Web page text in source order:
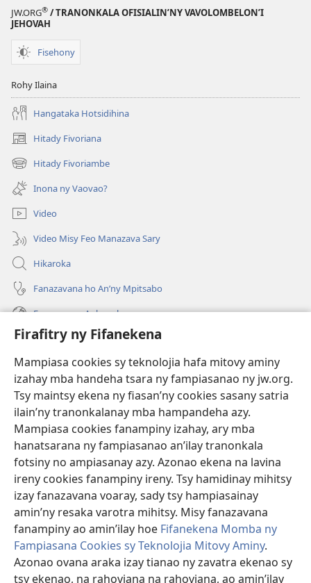
Firafitry ny Fifanekena
Mampiasa cookies sy teknolojia hafa mitovy aminy
izahay mba handeha tsara ny fampiasanao ny jw.org.
Tsy maintsy ekena ny fiasan’ny cookies sasany satria
ilain’ny tranonkalanay mba hampandeha azy.
Mampiasa cookies fanampiny izahay, ary mba
hanatsarana ny fampiasanao an’ilay tranonkala
fotsiny no ampiasanay azy. Azonao ekena na lavina
ireny cookies fanampiny ireny. Tsy hamidinay mihitsy
izay fanazavana voaray, sady tsy hampiasainay
amin’ny resaka varotra mihitsy. Misy fanazavana
fanampiny ao amin’ilay hoe Fifanekena Momba ny
Fampiasana Cookies sy Teknolojia Mitovy Aminy.
Azonao ovana araka izay tianao ny zavatra ekenao sy
tsy ekenao, na rahoviana na rahoviana, ao amin’ilay
JW.ORG® / TRANONKALA OFISIALIN’NY VAVOLOMBELON’I
JEHOVAH
Fisehony
Rohy Ilaina
Hangataka Hotsidihina
Hitady Fivoriana
(manokatra
rohy) Hitady Fivoriambe
(manokatra
rohy) Inona ny Vaovao?
Video
Video Misy Feo Manazava Sary
Hikaroka
Fanazavana ho An’ny Mpitsabo
Fanazavana Ankapobeny
Fanampiana
Fanomezana
(manokatra
rohy)
FITEHIRIZAM-BOKIN’NY Vavolombelon’i Jehovah
(manokatra
rohy)
JW Hub
(manokatra
rohy)
JW Library
Watchtower Library ®
Copyright© 2026 Watch Tower Bible and Tract Society of Pennsylvania.